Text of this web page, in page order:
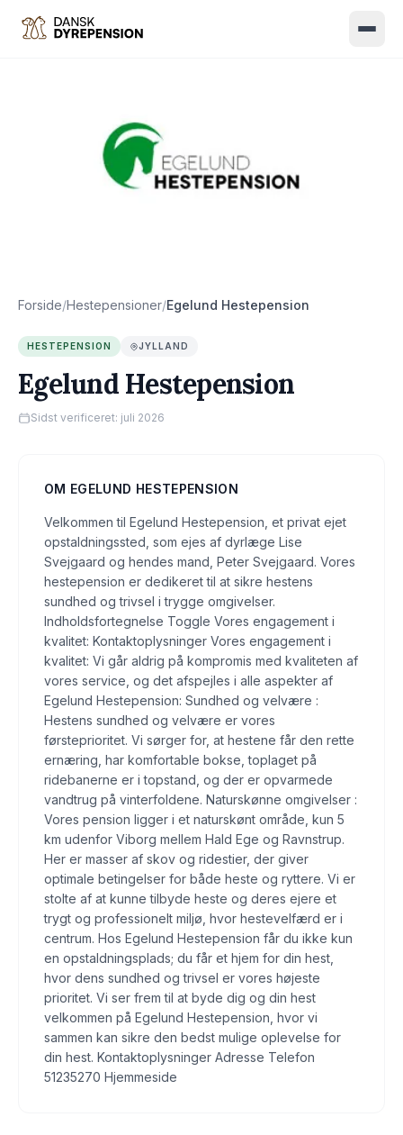
Kattepension
Hestepension
Forside/Hestepensioner/Egelund Hestepension
HESTEPENSION JYLLAND
Egelund Hestepension
Sidst verificeret: juli 2026
OM EGELUND HESTEPENSION
Velkommen til Egelund Hestepension, et privat ejet
opstaldningssted, som ejes af dyrlæge Lise
Svejgaard og hendes mand, Peter Svejgaard. Vores
hestepension er dedikeret til at sikre hestens
sundhed og trivsel i trygge omgivelser.
Indholdsfortegnelse Toggle Vores engagement i
kvalitet: Kontaktoplysninger Vores engagement i
kvalitet: Vi går aldrig på kompromis med kvaliteten af
vores service, og det afspejles i alle aspekter af
Egelund Hestepension: Sundhed og velvære :
Hestens sundhed og velvære er vores
førsteprioritet. Vi sørger for, at hestene får den rette
ernæring, har komfortable bokse, toplaget på
ridebanerne er i topstand, og der er opvarmede
vandtrug på vinterfoldene. Naturskønne omgivelser :
Vores pension ligger i et naturskønt område, kun 5
km udenfor Viborg mellem Hald Ege og Ravnstrup.
Her er masser af skov og ridestier, der giver
optimale betingelser for både heste og ryttere. Vi er
stolte af at kunne tilbyde heste og deres ejere et
trygt og professionelt miljø, hvor hestevelfærd er i
centrum. Hos Egelund Hestepension får du ikke kun
en opstaldningsplads; du får et hjem for din hest,
hvor dens sundhed og trivsel er vores højeste
prioritet. Vi ser frem til at byde dig og din hest
velkommen på Egelund Hestepension, hvor vi
sammen kan sikre den bedst mulige oplevelse for
din hest. Kontaktoplysninger Adresse Telefon
51235270 Hjemmeside